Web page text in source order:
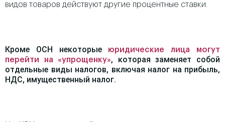
видов товаров действуют другие процентные ставки.
Кроме ОСН некоторые
юридические лица могут
перейти на «упрощенку», которая заменяет собой
отдельные виды налогов, включая налог на прибыль,
НДС, имущественный налог.